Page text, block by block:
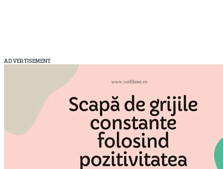
ADVERTISEMENT